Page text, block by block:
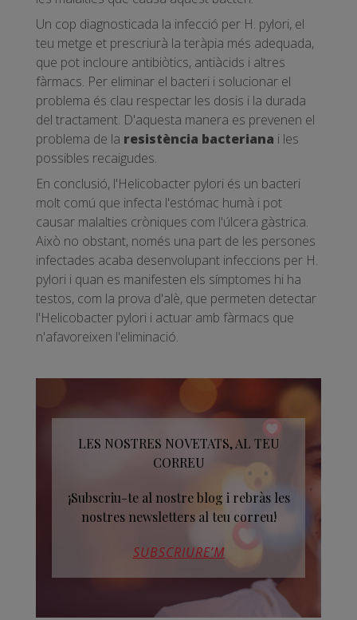
Un cop diagnosticada la infecció per H. pylori, el
teu metge et prescriurà la teràpia més adequada,
que pot incloure antibiòtics, antiàcids i altres
fàrmacs. Per eliminar el bacteri i solucionar el
problema és clau respectar les dosis i la durada
del tractament. D'aquesta manera es prevenen el
problema de la resistència bacteriana i les
possibles recaigudes.
En conclusió, l'Helicobacter pylori és un bacteri
molt comú que infecta l'estómac humà i pot
causar malalties cròniques com l'úlcera gàstrica.
Això no obstant, només una part de les persones
infectades acaba desenvolupant infeccions per H.
pylori i quan es manifesten els símptomes hi ha
testos, com la prova d'alè, que permeten detectar
l'Helicobacter pylori i actuar amb fàrmacs que
n'afavoreixen l'eliminació.
LES NOSTRES NOVETATS, AL TEU
CORREU
¡Subscriu-te al nostre blog i rebràs les
nostres newsletters al teu correu!
SUBSCRIURE’M